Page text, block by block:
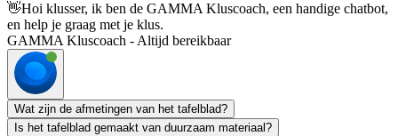
👋Hoi klusser, ik ben de GAMMA Kluscoach, een handige chatbot,
en help je graag met je klus.
GAMMA Kluscoach - Altijd bereikbaar
Wat zijn de afmetingen van het tafelblad?
Is het tafelblad gemaakt van duurzaam materiaal?